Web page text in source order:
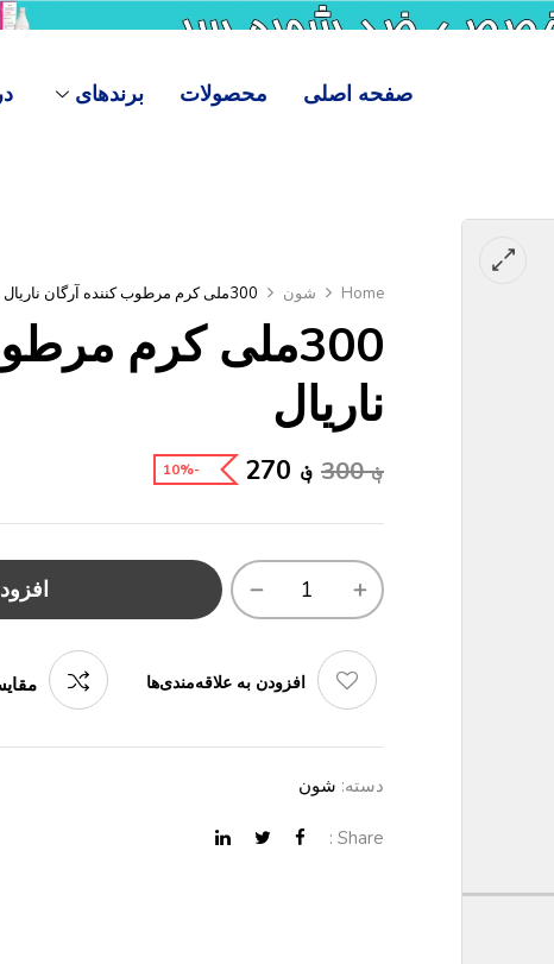
صفحه اصلی محصولات برندهای
Home شون 300ملی کرم مرطوب کننده آرگان ناریال
300ملی کرم
ناریال
؋300 ؋ -10%
افزودن به علاقه‌مندی‌ها
دسته: شون
Share :